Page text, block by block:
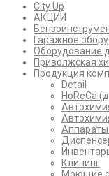
City Up
АКЦИИ
Гаражное
Оборудование
Приволжская
Продукция
Detail
HoReCa
Аппараты
Клининг